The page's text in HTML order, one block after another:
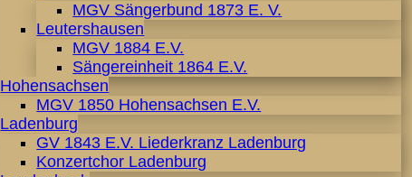
MGV Sängerbund 1873 E. V.
Leutershausen
MGV 1884 E.V.
Sängereinheit 1864 E.V.
Hohensachsen
MGV 1850 Hohensachsen E.V.
Ladenburg
GV 1843 E.V. Liederkranz Ladenburg
Konzertchor Ladenburg